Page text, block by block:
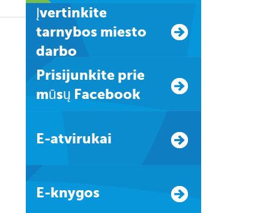
Įvertinkite
tarnybos miesto
darbo
Prisijunkite prie
mūsų Facebook
E-atvirukai
E-knygos